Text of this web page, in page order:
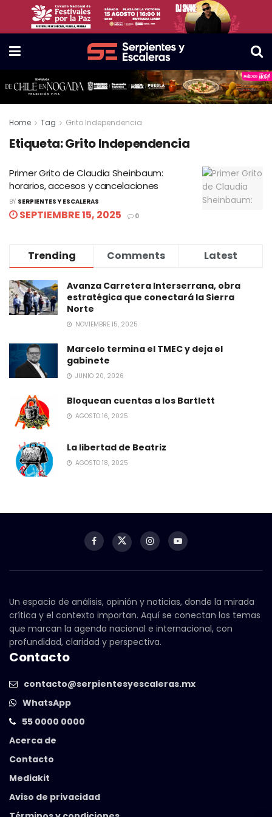
Home Tag Grito Independencia
Etiqueta:Grito Independencia
Primer Grito de Claudia Sheinbaum:
horarios, accesos y cancelaciones
BY SERPIENTES Y ESCALERAS
SEPTIEMBRE 15, 2025 0
Trending Comments Latest
Avanza Carretera Interserrana, obra
estratégica que conectará la Sierra
Norte
NOVIEMBRE 15, 2025
Marcelo termina el TMEC y deja el
gabinete
JUNIO 20, 2026
Bloquean cuentas a los Bartlett
AGOSTO 16, 2025
La libertad de Beatriz
AGOSTO 18, 2025
Un espacio de análisis, opinión y noticias, donde la mirada
crítica y el contexto importan. Aquí se conectan los temas
que marcan la agenda nacional e internacional, con
profundidad, claridad y perspectiva.
Contacto
contacto@serpientesyescaleras.mx
WhatsApp
55 0000 0000
Acerca de
Contacto
Mediakit
Aviso de privacidad